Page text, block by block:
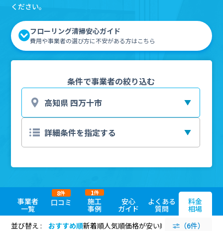
ください。
フローリング清掃安心ガイド
費用や事業者の選び方に不安がある方はこちら
条件で事業者の絞り込む
事業者
一覧
口コミ
8件
施工
事例
1件
安心
ガイド
よくある
質問
料金
相場
並び替え :
おすすめ順新着順人気順価格が安い順 評価が高い順
（6件）